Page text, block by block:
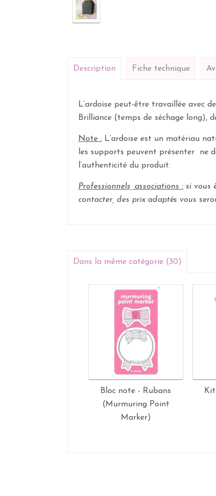
Description Fiche technique
L’ardoise peut-être travaillée avec
Brilliance (temps de séchage long),
Note : L’ardoise est un matériau
les supports peuvent présenter
ne
l’authenticité du produit.
Professionnels, associations : si vous
contacter, des prix adaptés vous
Dans la même catégorie (30)
Bloc note - Rubans
(Murmuring Point
Marker)